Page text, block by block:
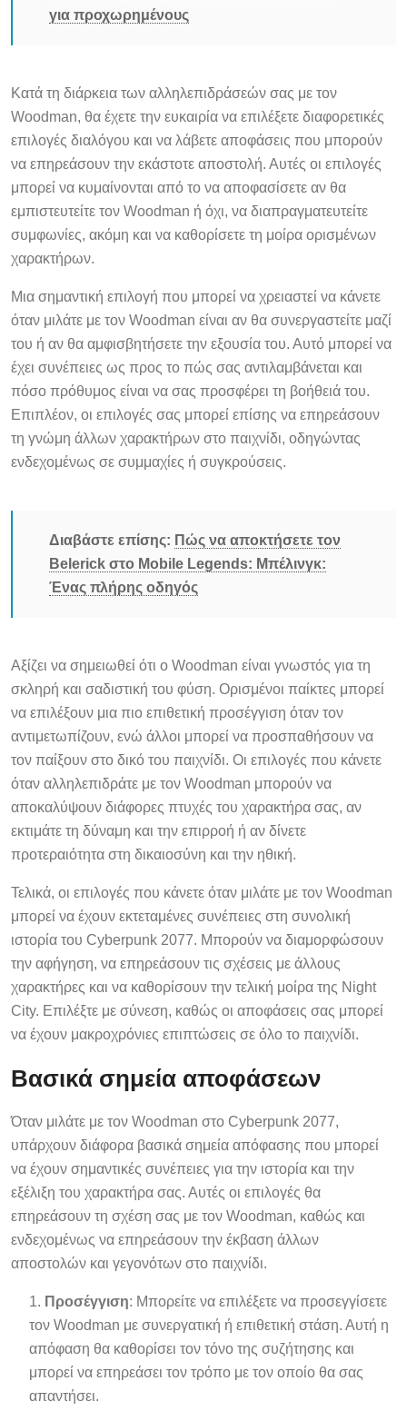
για προχωρημένους
Κατά τη διάρκεια των αλληλεπιδράσεών σας με τον
Woodman, θα έχετε την ευκαιρία να επιλέξετε διαφορετικές
επιλογές διαλόγου και να λάβετε αποφάσεις που μπορούν
να επηρεάσουν την εκάστοτε αποστολή. Αυτές οι επιλογές
μπορεί να κυμαίνονται από το να αποφασίσετε αν θα
εμπιστευτείτε τον Woodman ή όχι, να διαπραγματευτείτε
συμφωνίες, ακόμη και να καθορίσετε τη μοίρα ορισμένων
χαρακτήρων.
Μια σημαντική επιλογή που μπορεί να χρειαστεί να κάνετε
όταν μιλάτε με τον Woodman είναι αν θα συνεργαστείτε μαζί
του ή αν θα αμφισβητήσετε την εξουσία του. Αυτό μπορεί να
έχει συνέπειες ως προς το πώς σας αντιλαμβάνεται και
πόσο πρόθυμος είναι να σας προσφέρει τη βοήθειά του.
Επιπλέον, οι επιλογές σας μπορεί επίσης να επηρεάσουν
τη γνώμη άλλων χαρακτήρων στο παιχνίδι, οδηγώντας
ενδεχομένως σε συμμαχίες ή συγκρούσεις.
Διαβάστε επίσης: Πώς να αποκτήσετε τον
Belerick στο Mobile Legends: Μπέλινγκ:
Ένας πλήρης οδηγός
Αξίζει να σημειωθεί ότι ο Woodman είναι γνωστός για τη
σκληρή και σαδιστική του φύση. Ορισμένοι παίκτες μπορεί
να επιλέξουν μια πιο επιθετική προσέγγιση όταν τον
αντιμετωπίζουν, ενώ άλλοι μπορεί να προσπαθήσουν να
τον παίξουν στο δικό του παιχνίδι. Οι επιλογές που κάνετε
όταν αλληλεπιδράτε με τον Woodman μπορούν να
αποκαλύψουν διάφορες πτυχές του χαρακτήρα σας, αν
εκτιμάτε τη δύναμη και την επιρροή ή αν δίνετε
προτεραιότητα στη δικαιοσύνη και την ηθική.
Τελικά, οι επιλογές που κάνετε όταν μιλάτε με τον Woodman
μπορεί να έχουν εκτεταμένες συνέπειες στη συνολική
ιστορία του Cyberpunk 2077. Μπορούν να διαμορφώσουν
την αφήγηση, να επηρεάσουν τις σχέσεις με άλλους
χαρακτήρες και να καθορίσουν την τελική μοίρα της Night
City. Επιλέξτε με σύνεση, καθώς οι αποφάσεις σας μπορεί
να έχουν μακροχρόνιες επιπτώσεις σε όλο το παιχνίδι.
Βασικά σημεία αποφάσεων
Όταν μιλάτε με τον Woodman στο Cyberpunk 2077,
υπάρχουν διάφορα βασικά σημεία απόφασης που μπορεί
να έχουν σημαντικές συνέπειες για την ιστορία και την
εξέλιξη του χαρακτήρα σας. Αυτές οι επιλογές θα
επηρεάσουν τη σχέση σας με τον Woodman, καθώς και
ενδεχομένως να επηρεάσουν την έκβαση άλλων
αποστολών και γεγονότων στο παιχνίδι.
Προσέγγιση: Μπορείτε να επιλέξετε να προσεγγίσετε
τον Woodman με συνεργατική ή επιθετική στάση. Αυτή η
απόφαση θα καθορίσει τον τόνο της συζήτησης και
μπορεί να επηρεάσει τον τρόπο με τον οποίο θα σας
απαντήσει.